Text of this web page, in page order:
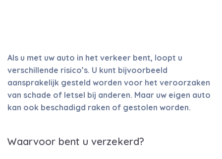
Als u met uw auto in het verkeer bent, loopt u
verschillende risico’s. U kunt bijvoorbeeld
aansprakelijk gesteld worden voor het veroorzaken
van schade of letsel bij anderen. Maar uw eigen auto
kan ook beschadigd raken of gestolen worden.
Waarvoor bent u verzekerd?